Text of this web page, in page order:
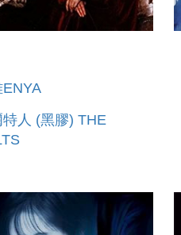
ENYA
特人 (黑膠) THE